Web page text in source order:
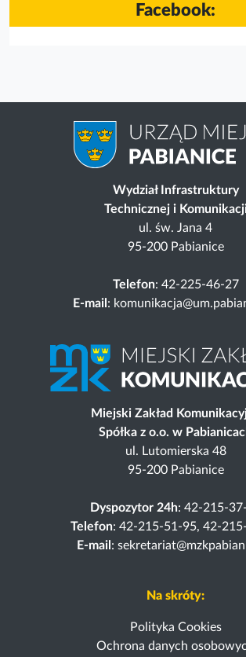
Facebook:
Wydział Infrastruktury
Technicznej i
ul. św. Jana 4
95-200 Pabianice
Telefon: 42-225-46-27
E-mail :
Miejski Zakład
Spółka z o.o. w
ul. Lutomierska 48
95-200 Pabianice
Dyspozytor 24h: 42-215-
Telefon: 42-215-51-95, 42-
E-mail :
Na skróty:
Polityka Cookies
Ochrona danych